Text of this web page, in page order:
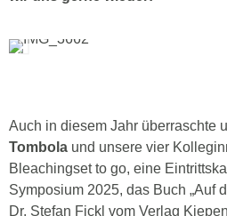
Auch in diesem Jahr überraschte
Tombola und unsere vier
Bleachingset to go, eine
Symposium 2025, das Buch „Auf
Dr. Stefan Fickl vom Verlag